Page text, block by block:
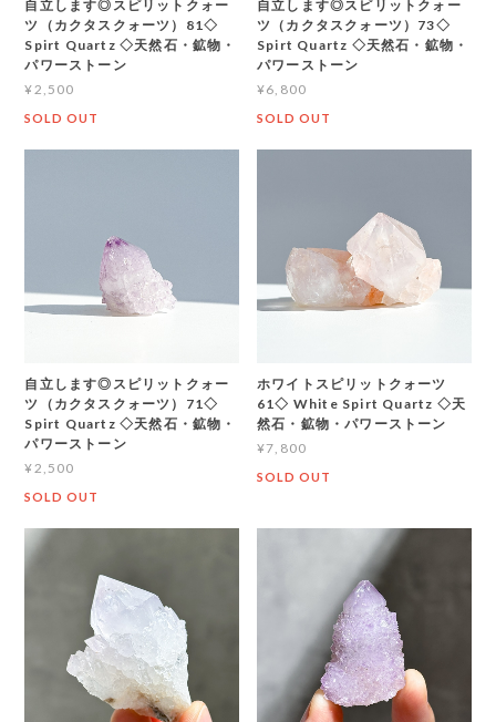
自立します◎スピリットクォー
ツ（カクタスクォーツ）81◇
Spirt Quartz ◇天然石・鉱物・
パワーストーン
¥2,500
SOLD OUT
自立します◎スピリットクォー
ツ（カクタスクォーツ）73◇
Spirt Quartz ◇天然石・鉱物・
パワーストーン
¥6,800
SOLD OUT
自立します◎スピリットクォー
ツ（カクタスクォーツ）71◇
Spirt Quartz ◇天然石・鉱物・
パワーストーン
¥2,500
SOLD OUT
ホワイトスピリットクォーツ
61◇ White Spirt Quartz ◇天
然石・鉱物・パワーストーン
¥7,800
SOLD OUT